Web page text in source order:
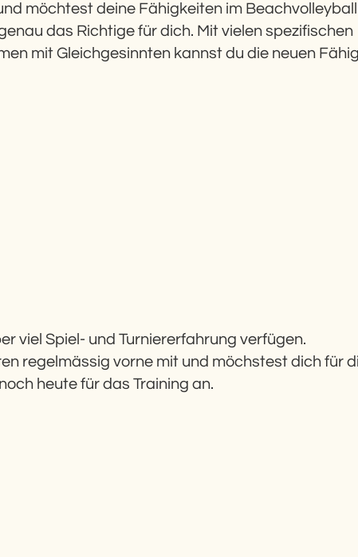
möchtest deine Fähigkeiten im
das Richtige für dich. Mit vielen spezifischen
mit Gleichgesinnten kannst du die neuen
viel Spiel- und Turniererfahrung verfügen.
regelmässig vorne mit und möchstest dich für
heute für das Training an.